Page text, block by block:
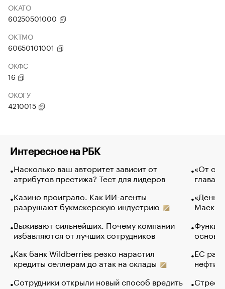
ОКАТО
60250501000
ОКТМО
60650101001
ОКФС
16
ОКОГУ
4210015
Интересное на РБК
Насколько ваш авторитет зависит от
атрибутов престижа? Тест для лидеров
Казино проиграло. Как ИИ-агенты
разрушают букмекерскую индустрию
Выживают сильнейших. Почему компании
избавляются от лучших сотрудников
Как банк Wildberries резко нарастил
кредиты селлерам до атак на склады
Сотрудники открыли новый способ вредить
«От
глава
Маск в
основ
ЕС
нефти